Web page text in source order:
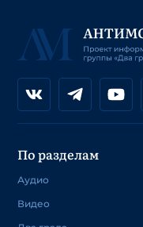
По разделам
Аудио
Видео